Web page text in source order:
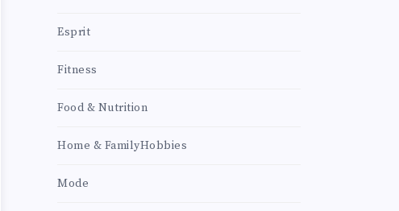
Esprit
Fitness
Food & Nutrition
Home & FamilyHobbies
Mode